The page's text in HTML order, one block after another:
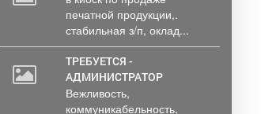
печатной продукции,.
стабильная з/п, оклад...
ТРЕБУЕТСЯ -
АДМИНИСТРАТОР
Вежливость,
коммуникабельность,